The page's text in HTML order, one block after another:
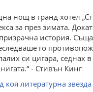
нощ в гранд хотел
за през зимата.
история.
го
си цигара,
- Стивън Кинг
коя литературна